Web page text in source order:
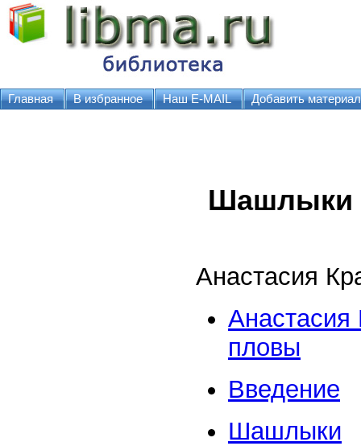
Главная В избранное Наш E-MAIL Добавить материал
Шашлыки
Анастасия
пловы
Введение
Шашлыки